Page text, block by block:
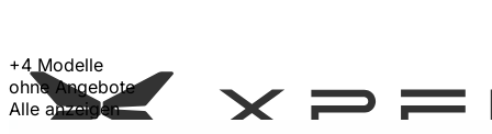
+4 Modelle
ohne Angebote
Alle anzeigen